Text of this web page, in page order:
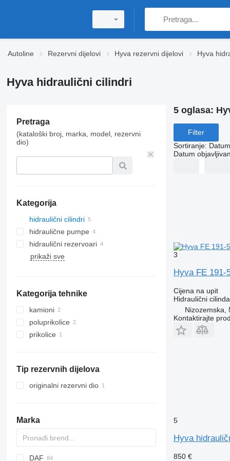
Autoline Rezervni dijelovi Hyva rezervni dijelovi Hyva
Hyva hidraulični cilindri
Pretraga
(kataloški broj, marka, model, rezervni
dio)
Kategorija
hidraulični cilindri
hidraulične pumpe
hidraulični rezervoari
prikaži sve
Kategorija tehnike
kamioni
poluprikolice
prikolice
Tip rezervnih dijelova
originalni rezervni dio
Marka
AZ
BM
A-series
Futura
D series
DAF
5 oglasa:
Filter
Sortiranje:
Datum
3
Hyva FE 191-
Cijena na upit
Hidraulični
Nizozemska,
Kontaktirajte
5
Hyva
850 €